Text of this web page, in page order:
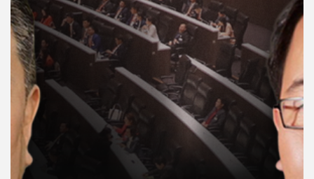
เพล
ย์
ลิ
สต์
ของ
คุณ
เพลง